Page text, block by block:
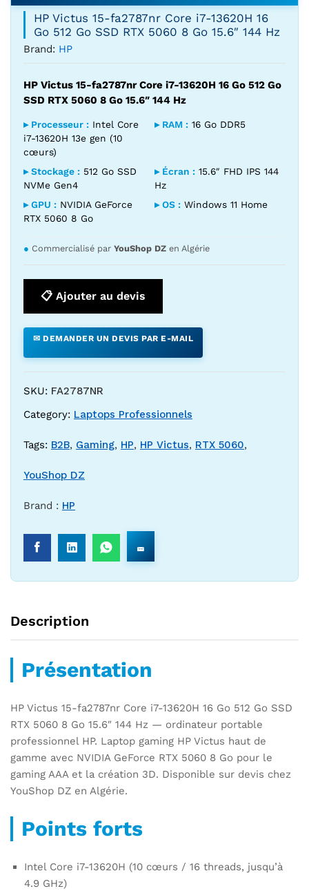
HP Victus 15-fa2787nr Core i7-13620H 16
Go 512 Go SSD RTX 5060 8 Go 15.6″ 144 Hz
Brand: HP
HP Victus 15-fa2787nr Core i7-13620H 16 Go 512 Go
SSD RTX 5060 8 Go 15.6″ 144 Hz
▸ Processeur : Intel Core
i7-13620H 13e gen (10
cœurs)
▸ RAM : 16 Go DDR5
▸ Stockage : 512 Go SSD
NVMe Gen4
▸ Écran : 15.6″ FHD IPS 144
Hz
▸ GPU : NVIDIA GeForce
RTX 5060 8 Go
▸ OS : Windows 11 Home
● Commercialisé par YouShop DZ en Algérie
📋 Ajouter au devis
✉ DEMANDER UN DEVIS PAR E-MAIL
SKU: FA2787NR
Category: Laptops Professionnels
Tags: B2B, Gaming, HP, HP Victus, RTX 5060,
YouShop DZ
Brand : HP
Description
Présentation
HP Victus 15-fa2787nr Core i7-13620H 16 Go 512 Go SSD
RTX 5060 8 Go 15.6″ 144 Hz — ordinateur portable
professionnel HP. Laptop gaming HP Victus haut de
gamme avec NVIDIA GeForce RTX 5060 8 Go pour le
gaming AAA et la création 3D. Disponible sur devis chez
YouShop DZ en Algérie.
Points forts
Intel Core i7-13620H (10 cœurs / 16 threads, jusqu’à
4.9 GHz)